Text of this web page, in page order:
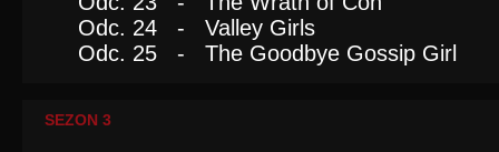
Odc. 24 - Valley Girls
Odc. 25 - The Goodbye Gossip Girl
SEZON 3